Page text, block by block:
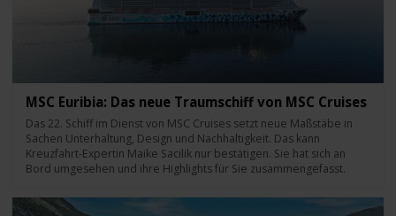
MSC Euribia: Das neue Traumschiff von MSC Cruises
Das 22. Schiff im Dienst von MSC Cruises setzt neue Maßstäbe in
Sachen Unterhaltung, Design und Nachhaltigkeit. Das kann
Kreuzfahrt-Expertin Maike Sacilik nur bestätigen. Sie hat sich an
Bord umgesehen und ihre Highlights für Sie zusammengefasst.